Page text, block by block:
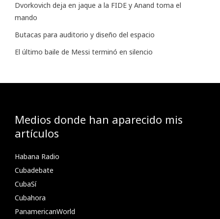
Dvorkovich deja en jaque a la FIDE y Anand toma el
mando
Butacas para auditorio y diseño del espacio
El último baile de Messi terminó en silencio
Medios donde han aparecido mis
artículos
Habana Radio
Cubadebate
CubaSí
Cubahora
PanamericanWorld